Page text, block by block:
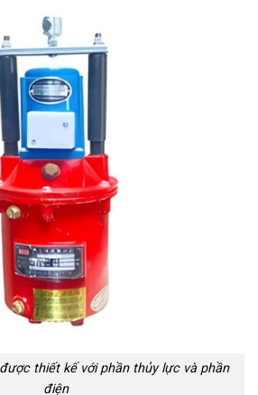
thiết kế với phần thủy lực và phần
điện